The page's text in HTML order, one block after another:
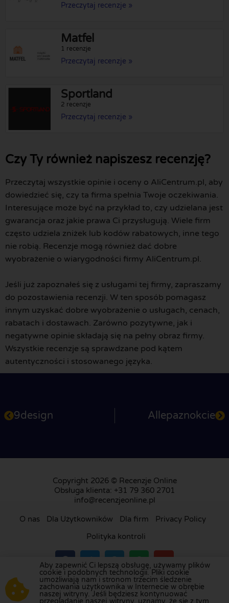
Przeczytaj recenzje »
Matfel
1 recenzje
Przeczytaj recenzje »
Sportland
2 recenzje
Przeczytaj recenzje »
Czy Ty również napiszesz recenzję?
Przeczytaj wszystkie opinie i oceny o AliCentrum.pl, aby
dowiedzieć się, czy ta firma spełnia Twoje oczekiwania.
Interesujące może być na przykład to, czy udzielana jest
gwarancja oraz jakie prawa Ci przysługują. Wiele firm
często udziela zniżek lub kodów rabatowych, inne tego
nie robią. Recenzje mogą również dać dobre
wyobrażenie o wiarygodności firmy AliCentrum.pl.
Jeśli już zapoznałeś się z usługami tej firmy, zapraszamy
do pozostawienia recenzji. W ten sposób pomagasz
innym uzyskać dobre wyobrażenie o usługach, cenach,
rabatach i dostawach. Zarówno pozytywne, jak i
negatywne opinie składają się na pełny obraz firmy.
Wszystkie recenzje są sprawdzane pod kątem
autentyczności i stosowanego języka.
9design Allepaznokcie
Copyright 2026 © Recenzje Online
Obsługa klienta: +31 79 360 2701
info@recenzjeonline.pl
O nas Dla Użytkowników Dla firm
Privacy Policy
Polityka kontroli
Odwiedź naszą platformę recenzji wHolandii,
Wielkiej Brytanii,Francji,Niemczech,Belgii,
Aby zapewnić Ci lepszą obsługę, używamy plików
cookie i podobnych technologii. Pliki cookie
umożliwiają nam i stronom trzecim śledzenie
zachowania użytkownika w Internecie w obrębie
naszej witryny. Jeśli będziesz kontynuować
przeglądanie naszej witryny, uznamy, że się z tym